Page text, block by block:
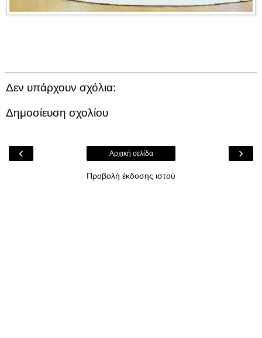
Δεν υπάρχουν σχόλια:
Δημοσίευση σχολίου
‹ ›
Αρχική σελίδα
Προβολή έκδοσης ιστού